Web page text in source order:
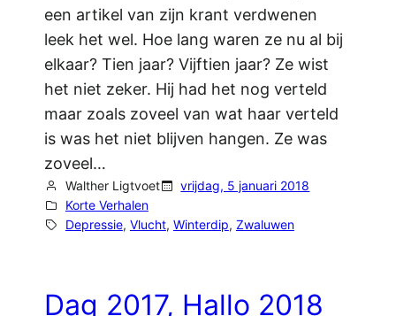
een artikel van zijn krant verdwenen
leek het wel. Hoe lang waren ze nu al bij
elkaar? Tien jaar? Vijftien jaar? Ze wist
het niet zeker. Hij had het nog verteld
maar zoals zoveel van wat haar verteld
is was het niet blijven hangen. Ze was
zoveel…
Walther Ligtvoet
vrijdag, 5 januari 2018
Korte Verhalen
Depressie, Vlucht, Winterdip, Zwaluwen
Dag 2017, Hallo 2018